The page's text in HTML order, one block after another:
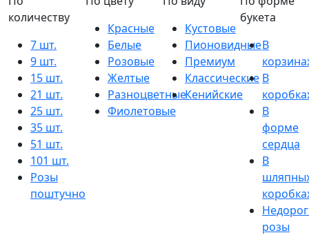
количеству
7 шт.
9 шт.
15 шт.
21 шт.
25 шт.
35 шт.
51 шт.
101 шт.
Розы
поштучно
Красные
Белые
Розовые
Желтые
Разноцветные
Фиолетовые
Кустовые
Пионовидные
Премиум
Классические
Кенийские
букета
В
В
В
форме
сердца
В
розы